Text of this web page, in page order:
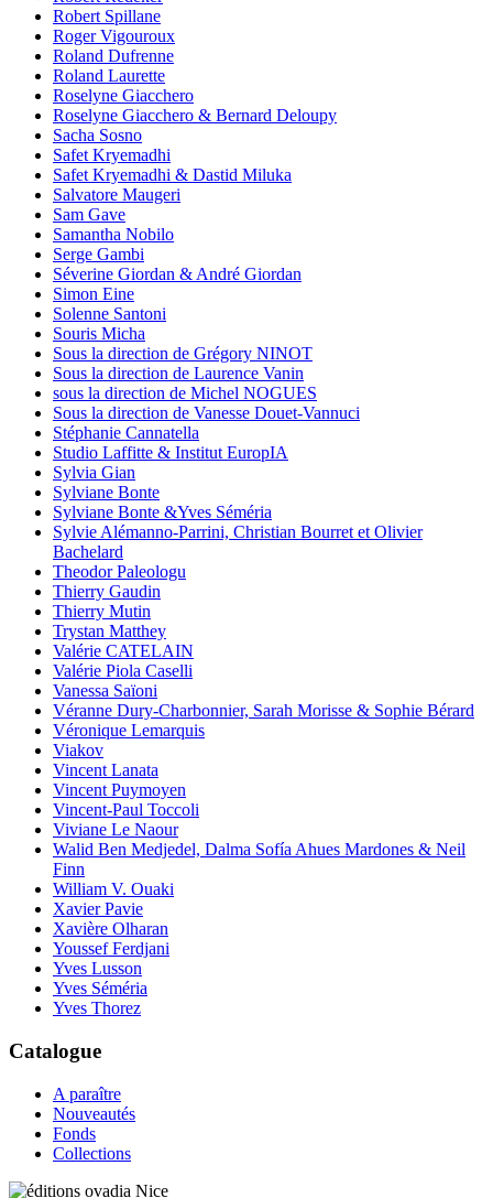
Robert Spillane
Roger Vigouroux
Roland Dufrenne
Roland Laurette
Roselyne Giacchero
Roselyne Giacchero & Bernard Deloupy
Sacha Sosno
Safet Kryemadhi
Safet Kryemadhi & Dastid Miluka
Salvatore Maugeri
Sam Gave
Samantha Nobilo
Serge Gambi
Séverine Giordan & André Giordan
Simon Eine
Solenne Santoni
Souris Micha
Sous la direction de Grégory NINOT
Sous la direction de Laurence Vanin
sous la direction de Michel NOGUES
Sous la direction de Vanesse Douet-Vannuci
Stéphanie Cannatella
Studio Laffitte & Institut EuropIA
Sylvia Gian
Sylviane Bonte
Sylviane Bonte &Yves Séméria
Sylvie Alémanno-Parrini, Christian Bourret et Olivier
Bachelard
Theodor Paleologu
Thierry Gaudin
Thierry Mutin
Trystan Matthey
Valérie CATELAIN
Valérie Piola Caselli
Vanessa Saïoni
Véranne Dury-Charbonnier, Sarah Morisse & Sophie Bérard
Véronique Lemarquis
Viakov
Vincent Lanata
Vincent Puymoyen
Vincent-Paul Toccoli
Viviane Le Naour
Walid Ben Medjedel, Dalma Sofía Ahues Mardones & Neil
Finn
William V. Ouaki
Xavier Pavie
Xavière Olharan
Youssef Ferdjani
Yves Lusson
Yves Séméria
Yves Thorez
Catalogue
A paraître
Nouveautés
Fonds
Collections